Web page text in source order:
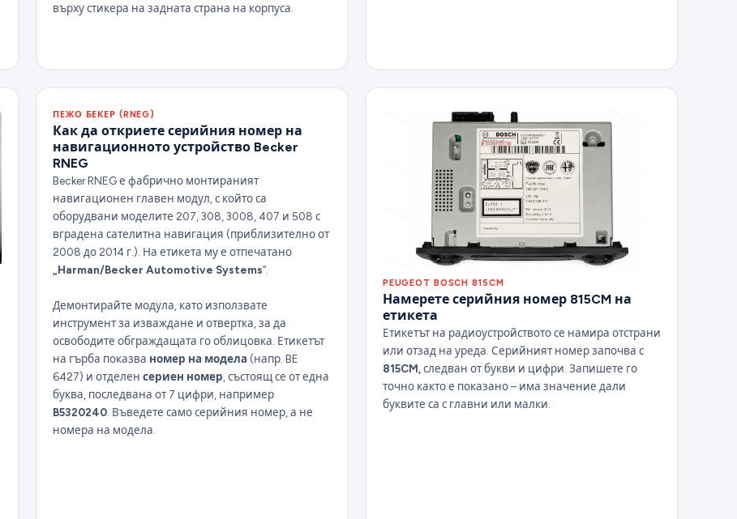
върху стикера на задната страна на корпуса.
ПЕЖО БЕКЕР (RNEG)
Как да откриете серийния номер на
навигационното устройство Becker
RNEG
Becker RNEG е фабрично монтираният
навигационен главен модул, с който са
оборудвани моделите 207, 308, 3008, 407 и 508 с
вградена сателитна навигация (приблизително от
2008 до 2014 г.). На етикета му е отпечатано
„Harman/Becker Automotive Systems“.
Демонтирайте модула, като използвате
инструмент за изваждане и отвертка, за да
освободите обграждащата го облицовка. Етикетът
на гърба показва номер на модела (напр. BE
6427) и отделенсериен номер , състоящ се от една
буква, последвана от 7 цифри, например
B5320240 . Въведете само серийния номер, а не
номера на модела.
PEUGEOT BOSCH 815CM
Намерете серийния номер 815CM на
етикета
Етикетът на радиоустройството се намира отстрани
или отзад на уреда. Серийният номер започва с
815CM,следван от букви и цифри. Запишете го
точно както е показано – има значение дали
буквите са с главни или малки.